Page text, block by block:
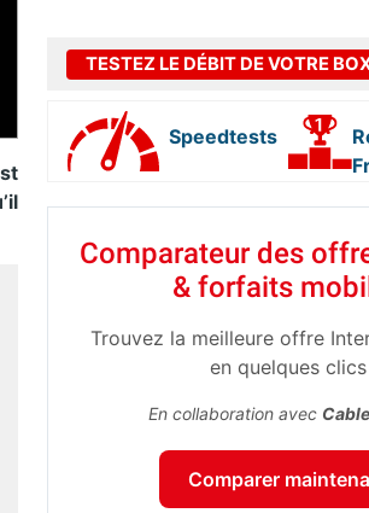
TESTEZ LE DÉBIT DE VOTRE
Speedtests
Comparateur des
& forfaits
Trouvez la meilleure offre
en quelques clics
En collaboration avec
Comparer